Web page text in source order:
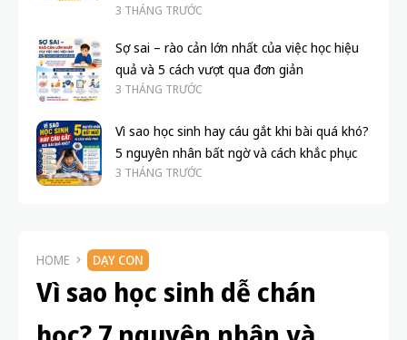
3 THÁNG TRƯỚC
Sợ sai – rào cản lớn nhất của việc học hiệu
quả và 5 cách vượt qua đơn giản
3 THÁNG TRƯỚC
Vì sao học sinh hay cáu gắt khi bài quá khó?
5 nguyên nhân bất ngờ và cách khắc phục
3 THÁNG TRƯỚC
HOME DẠY CON
Vì sao học sinh dễ chán